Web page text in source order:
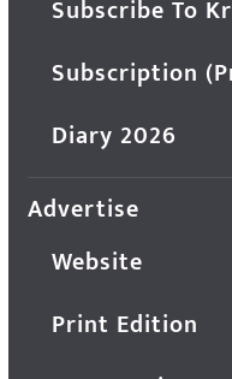
Subscribe To
Subscription
Diary 2026
Advertise
Website
Print Edition